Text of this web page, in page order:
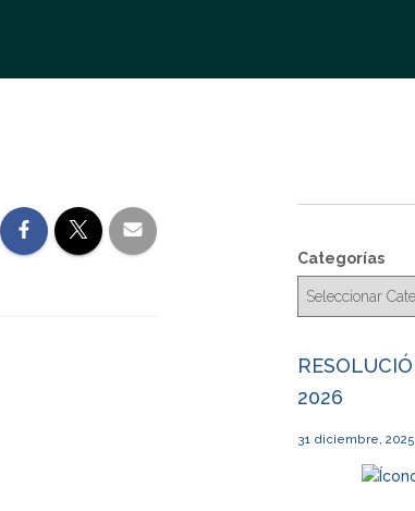
u
c
a
Categorías
2026
31 diciembre, 2025